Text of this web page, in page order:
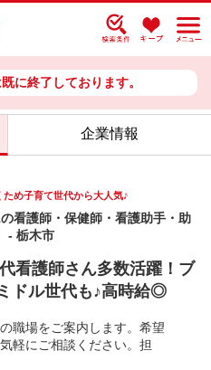
に終了しております。
企業情報
め子育て世代から大人気♪
看護師・保健師・看護助手・助
- 栃木市
看護師さん多数活躍！ブ
ドル世代も♪高時給◎
職場をご案内します。希望
軽にご相談ください。担